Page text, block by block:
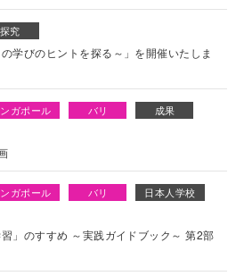
探究
学びのヒントを探る～」を開催いたしま
ガポール バリ
成果
ガポール バリ
日本人学校
」のすすめ ～実践ガイドブック～ 第2部